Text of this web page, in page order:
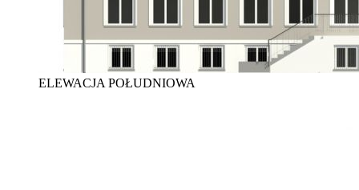
ELEWACJA POŁUDNIOWA